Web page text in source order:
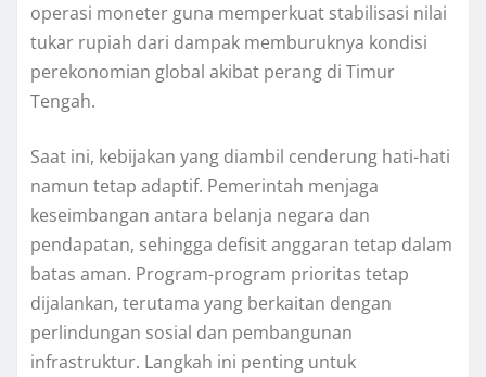
operasi moneter guna memperkuat stabilisasi nilai
tukar rupiah dari dampak memburuknya kondisi
perekonomian global akibat perang di Timur
Tengah.
Saat ini, kebijakan yang diambil cenderung hati-hati
namun tetap adaptif. Pemerintah menjaga
keseimbangan antara belanja negara dan
pendapatan, sehingga defisit anggaran tetap dalam
batas aman. Program-program prioritas tetap
dijalankan, terutama yang berkaitan dengan
perlindungan sosial dan pembangunan
infrastruktur. Langkah ini penting untuk